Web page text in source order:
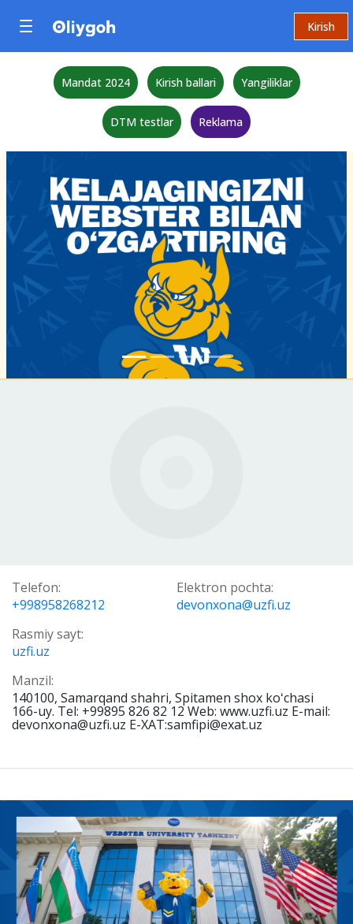
Kirish
Mandat 2024 Kirish ballari Yangiliklar
DTM testlar Reklama
Telefon:
+998958268212
Elektron pochta:
devonxona@uzfi.uz
Rasmiy sayt:
uzfi.uz
Manzil:
140100, Samarqand shahri, Spitamen shox koʻchasi
166-uy. Tel: +99895 826 82 12 Web: www.uzfi.uz E-mail:
devonxona@uzfi.uz E-XAT:samfipi@exat.uz